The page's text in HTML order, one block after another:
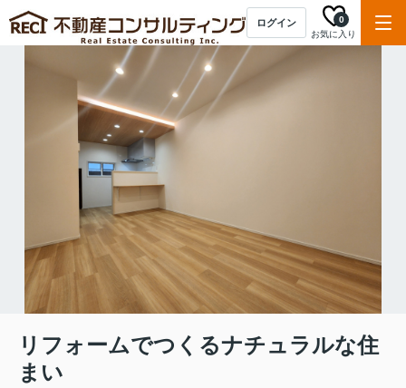
ログイン
お気に入り
0
リフォームでつくるナチュラルな住
まい